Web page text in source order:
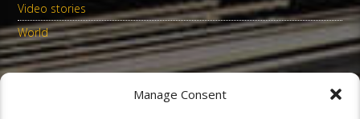
Manage Consent
Video stories
World